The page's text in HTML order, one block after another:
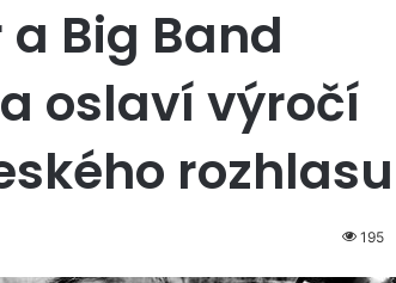
Big Band
oslaví výročí
rozhlasu
195